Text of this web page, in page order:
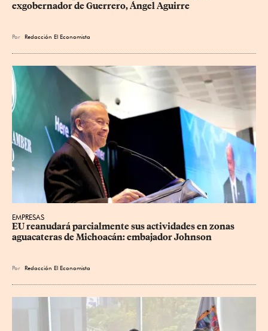
exgobernador de Guerrero, Ángel Aguirre
Por Redacción El Economista
EMPRESAS
EU reanudará parcialmente sus actividades en zonas
aguacateras de Michoacán: embajador Johnson
Por Redacción El Economista